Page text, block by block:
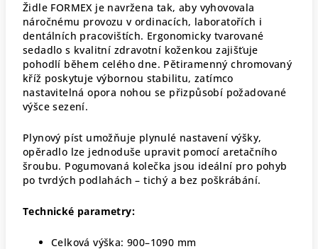
Židle FORMEX je navržena tak, aby vyhovovala
náročnému provozu v ordinacích, laboratořích i
dentálních pracovištích. Ergonomicky tvarované
sedadlo s kvalitní zdravotní koženkou zajišťuje
pohodlí během celého dne. Pětiramenný chromovaný
kříž poskytuje výbornou stabilitu, zatímco
nastavitelná opora nohou se přizpůsobí požadované
výšce sezení.
Plynový píst umožňuje plynulé nastavení výšky,
opěradlo lze jednoduše upravit pomocí aretačního
šroubu. Pogumovaná kolečka jsou ideální pro pohyb
po tvrdých podlahách – tichý a bez poškrábání.
Technické parametry:
Celková výška: 900–1090 mm